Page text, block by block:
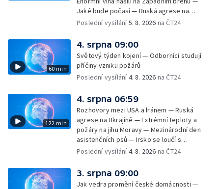
Jaké bude počasí — Ruská agrese na
Ukrajině — Vliv veder na lidské orgány — Při
— Třem obcím na Brněnsku dočasně došla
pitná voda — SP v orientačním běhu v Česku
— Horko a požáry sužují Evropu — Rybářský
příměstský tábor
Poslední vysílání5. 8. 2026 na ČT24
60 min
4. srpna 09:00
Světový týden kojení — Odborníci studují
příčiny vzniku požárů
Poslední vysílání4. 8. 2026 na ČT24
122 min
4. srpna 06:59
Rozhovory mezi USA a Íránem — Ruská
agrese na Ukrajině — Extrémní teploty a
požáry na jihu Moravy — Mezinárodní den
asistenčních psů — Irsko se loučí s
hudebníkem Glenem Hansardem
Poslední vysílání4. 8. 2026 na ČT24
3. srpna 09:00
Jak vedra promění české domácnosti —